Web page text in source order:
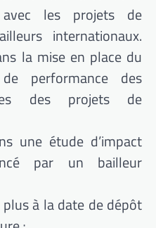
les projets de
internationaux.
la mise en place du
performance des
des projets de
une étude d’impact
par un bailleur
à la date de dépôt